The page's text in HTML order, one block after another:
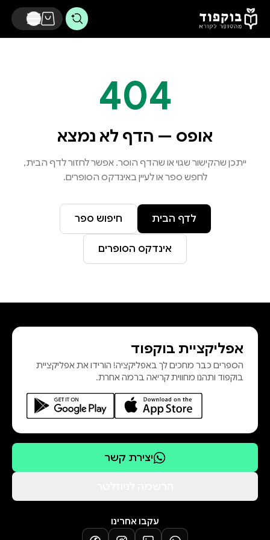
דלג לתוכן הראשי
404
אופס — הדף לא נמצא
ייתכן שהקישור שגוי או שהדף הוסר. אפשר לחזור לדף הבית,
לחפש ספר או לעיין באינדקס הסופרים.
לדף הבית חיפוש ספר
אינדקס הסופרים
אפליקציית בוקפוד
הספרים כבר מחכים לך באפליקציה! הורידו את אפליקציית
בוקפוד ותהנו מחווית קריאה ברמה אחרת.
יצירת קשר
עקבו אחרינו